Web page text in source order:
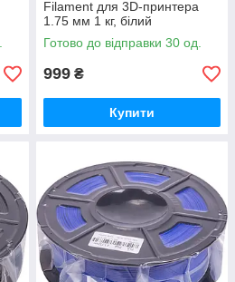
Filament для 3D-принтера
1.75 мм 1 кг, білий
Готово до відправки 30 од.
999 ₴
Купити